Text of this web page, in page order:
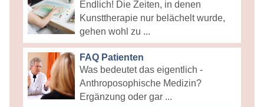
Endlich! Die Zeiten, in denen
Kunsttherapie nur belächelt wurde,
gehen wohl zu ...
FAQ Patienten
Was bedeutet das eigentlich -
Anthroposophische Medizin?
Ergänzung oder gar ...